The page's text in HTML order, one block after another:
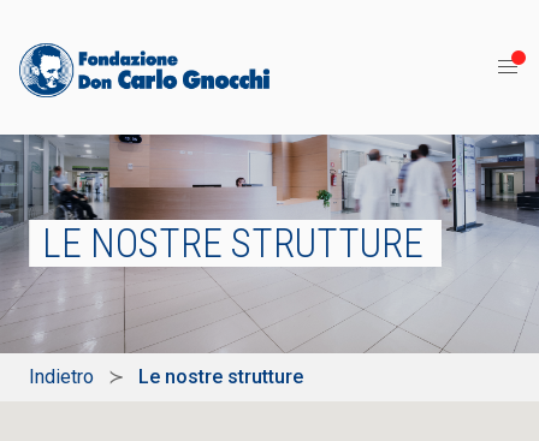
LE NOSTRE STRUTTURE
Indietro Le nostre strutture